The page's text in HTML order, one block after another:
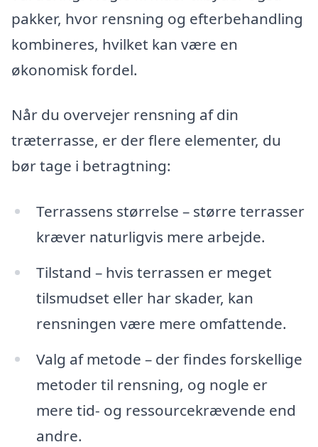
pakker, hvor rensning og efterbehandling
kombineres, hvilket kan være en
økonomisk fordel.
Når du overvejer rensning af din
træterrasse, er der flere elementer, du
bør tage i betragtning:
Terrassens størrelse – større terrasser
kræver naturligvis mere arbejde.
Tilstand – hvis terrassen er meget
tilsmudset eller har skader, kan
rensningen være mere omfattende.
Valg af metode – der findes forskellige
metoder til rensning, og nogle er
mere tid- og ressourcekrævende end
andre.